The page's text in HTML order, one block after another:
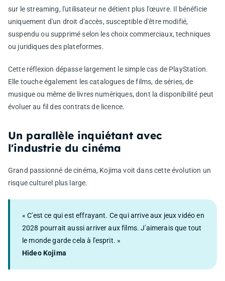
sur le streaming, l'utilisateur ne détient plus l'œuvre. Il bénéficie
uniquement d'un droit d'accès, susceptible d'être modifié,
suspendu ou supprimé selon les choix commerciaux, techniques
ou juridiques des plateformes.
Cette réflexion dépasse largement le simple cas de PlayStation.
Elle touche également les catalogues de films, de séries, de
musique ou même de livres numériques, dont la disponibilité peut
évoluer au fil des contrats de licence.
Un parallèle inquiétant avec
l'industrie du cinéma
Grand passionné de cinéma, Kojima voit dans cette évolution un
risque culturel plus large.
« C'est ce qui est effrayant. Ce qui arrive aux jeux vidéo en
2028 pourrait aussi arriver aux films. J'aimerais que tout
le monde garde cela à l'esprit. »
Hideo Kojima